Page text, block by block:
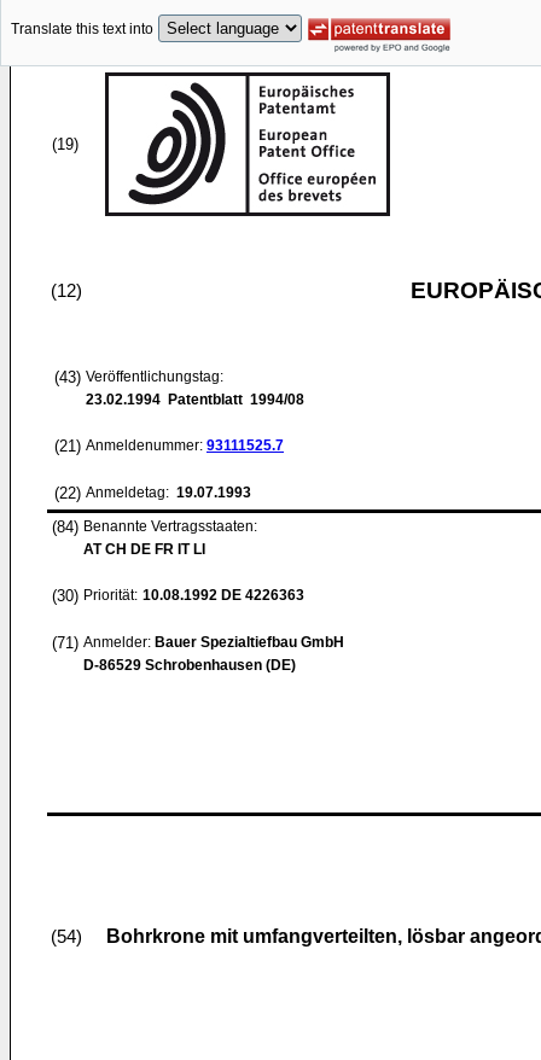
Translate this text into
(19)
(12)
(43) Veröffentlichungstag:
23.02.1994 Patentblatt 1994/08
(21) Anmeldenummer: 93111525.7
(22) Anmeldetag: 19.07.1993
(84) Benannte Vertragsstaaten:
AT CH DE FR IT LI
(30) Priorität: 10.08.1992 DE 4226363
(71) Anmelder: Bauer Spezialtiefbau GmbH
D-86529 Schrobenhausen (DE)
(54) Bohrkrone mit umfangverteilten, lösbar